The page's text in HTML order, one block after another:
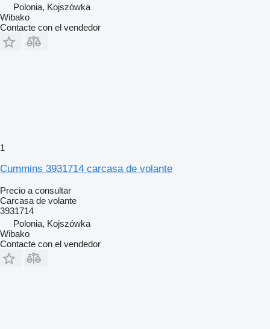
Polonia, Kojszówka
Wibako
Contacte con el vendedor
1
Cummins 3931714 carcasa de volante
Precio a consultar
Carcasa de volante
3931714
Polonia, Kojszówka
Wibako
Contacte con el vendedor